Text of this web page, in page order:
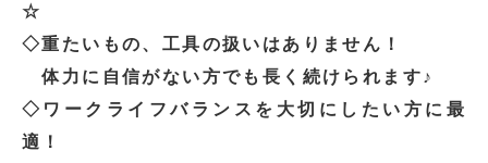
☆
◇重たいもの、工具の扱いはありません！
体力に自信がない方でも長く続けられます♪
◇ワークライフバランスを大切にしたい方に最
適！